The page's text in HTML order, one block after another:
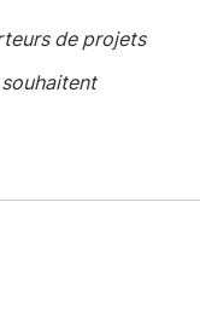
de projets